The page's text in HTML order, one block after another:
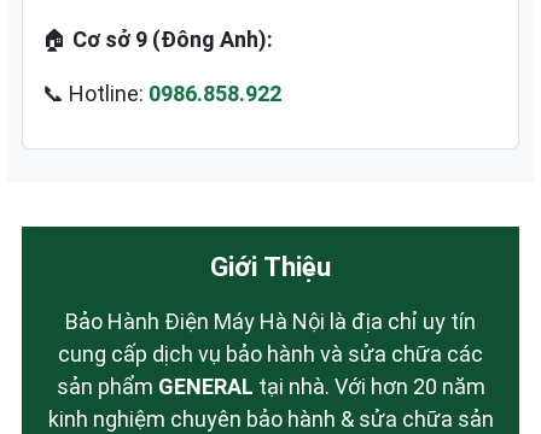
🏠 Cơ sở 9 (Đông Anh):
📞 Hotline: 0986.858.922
Giới Thiệu
Bảo Hành Điện Máy Hà Nội là địa chỉ uy tín
cung cấp dịch vụ bảo hành và sửa chữa các
sản phẩm GENERAL tại nhà. Với hơn 20 năm
kinh nghiệm chuyên bảo hành & sửa chữa sản